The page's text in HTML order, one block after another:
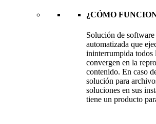
¿CÓMO
Solución de
automatizada que
ininterrumpida todos
convergen en la
contenido. En caso
solución para
soluciones en sus
tiene un producto